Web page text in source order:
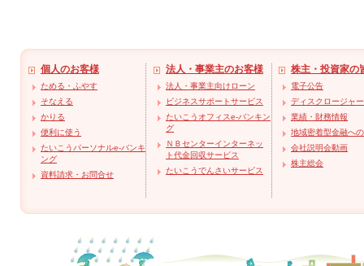
個人のお客様
ためる・ふやす
そなえる
かりる
便利に使う
たいこうパーソナルe-バンキ
ング
資料請求・お問合せ
法人・事業主のお客様
法人・事業主向けローン
ビジネスサポートサービス
たいこうオフィスe-バンキン
グ
ＮＢセンターインターネッ
ト代金回収サービス
たいこうでんさいサービス
株主・投資家の
電子公告
ディスクロージャ
業績・財務情報
地域密着型金融へ
会社説明会動画
株主総会